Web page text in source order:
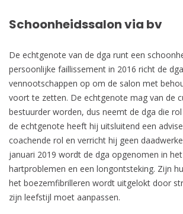
Schoonheidssalon via bv
De echtgenote van de dga runt een
persoonlijke faillissement in 2016 richt de
vennootschappen op om de salon met
voort te zetten. De echtgenote mag van de
bestuurder worden, dus neemt de dga die
de echtgenote heeft hij uitsluitend een
coachende rol en verricht hij geen
januari 2019 wordt de dga opgenomen in
hartproblemen en een longontsteking. Zijn
het boezemfibrilleren wordt uitgelokt door
zijn leefstijl moet aanpassen.